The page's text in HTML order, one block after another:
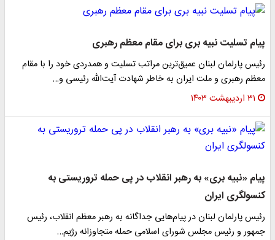
پیام تسلیت نبیه بری برای مقام معظم رهبری
رئیس پارلمان لبنان عمیق‌ترین مراتب تسلیت و همدردی خود را با مقام
معظم رهبری و ملت ایران به خاطر شهادت آیت‌الله رئیسی و…
۳۱ اردیبهشت ۱۴۰۳
پیام «نبیه بری» به رهبر انقلاب در پی حمله تروریستی به
کنسولگری ایران
رئیس پارلمان لبنان در پیام‌هایی جداگانه به رهبر معظم انقلاب، رئیس
جمهور و رئیس مجلس شورای اسلامی حمله متجاوزانه رژیم…